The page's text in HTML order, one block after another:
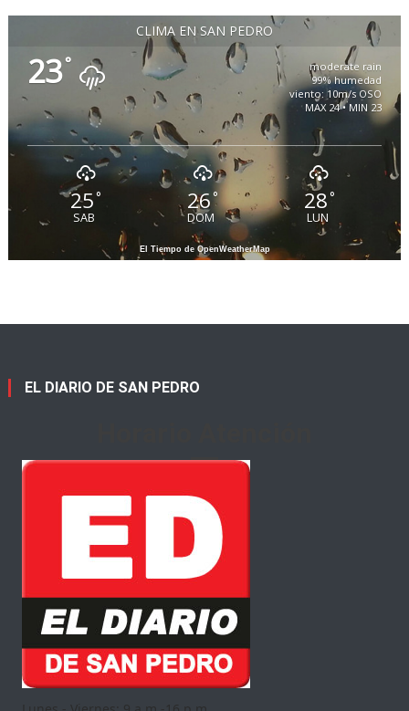
CLIMA EN SAN PEDRO
23°
moderate rain
99% humedad
viento: 10m/s OSO
MAX 24 • MIN 23
25°
SAB
26 °
DOM
28°
LUN
El Tiempo de OpenWeatherMap
EL DIARIO DE SAN PEDRO